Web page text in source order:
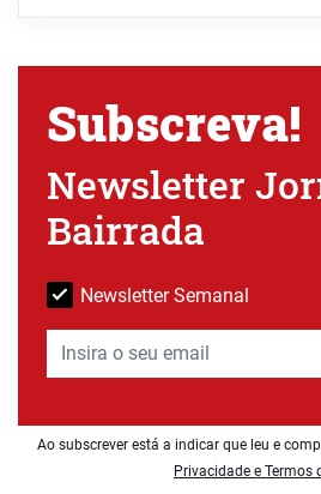
Subscreva!
Newsletter
Bairrada
Newsletter Semanal
Ao subscrever está a indicar que leu e
Privacidade e Termos